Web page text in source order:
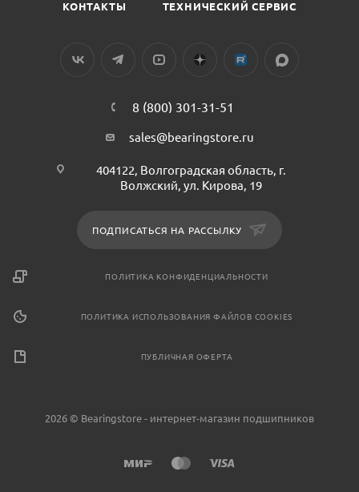
КОНТАКТЫ ТЕХНИЧЕСКИЙ СЕРВИС
8 (800) 301-31-51
sales@bearingstore.ru
404122, Волгоградская область, г.
Волжский, ул. Кирова, 19
ПОДПИСАТЬСЯ НА РАССЫЛКУ
ПОЛИТИКА КОНФИДЕНЦИАЛЬНОСТИ
ПОЛИТИКА ИСПОЛЬЗОВАНИЯ ФАЙЛОВ COOKIES
ПУБЛИЧНАЯ ОФЕРТА
2026 © Bearingstore - интернет-магазин подшипников